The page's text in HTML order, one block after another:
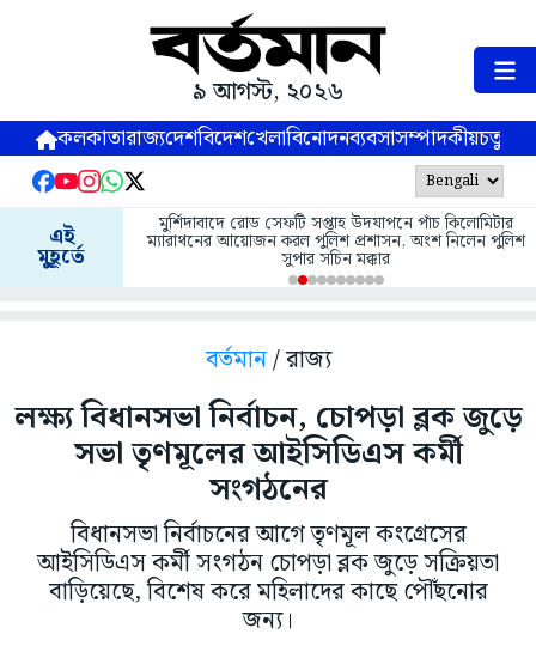
৯ আগস্ট, ২০২৬
কলকাতারাজ্যদেশবিদেশখেলাবিনোদনব্যবসাসম্পাদকীয়
এই
মুহূর্তে
মুর্শিদাবাদে রোড সেফটি সপ্তাহ উদযাপনে পাঁচ কিলোমিটার
ম্যারাথনের আয়োজন করল পুলিশ প্রশাসন, অংশ নিলেন পুলিশ
সুপার সচিন মক্কার
বর্তমান/ রাজ্য
লক্ষ্য বিধানসভা নির্বাচন, চোপড়া ব্লক জুড়ে
সভা তৃণমূলের আইসিডিএস কর্মী
সংগঠনের
বিধানসভা নির্বাচনের আগে তৃণমূল কংগ্রেসের
আইসিডিএস কর্মী সংগঠন চোপড়া ব্লক জুড়ে সক্রিয়তা
বাড়িয়েছে, বিশেষ করে মহিলাদের কাছে পৌঁছনোর
জন্য।